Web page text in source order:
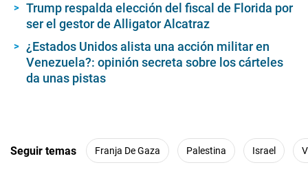
Trump respalda elección del fiscal de Florida por
ser el gestor de Alligator Alcatraz
¿Estados Unidos alista una acción militar en
Venezuela?: opinión secreta sobre los cárteles
da unas pistas
Seguir temas Franja De Gaza Palestina Israel